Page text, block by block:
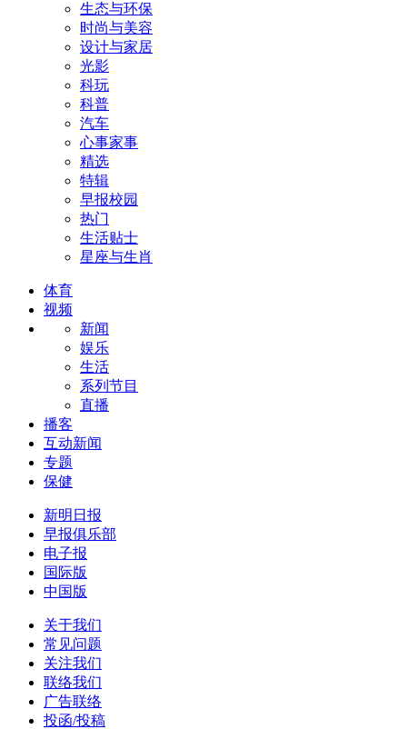
生态与环保
时尚与美容
设计与家居
光影
科玩
科普
汽车
心事家事
精选
特辑
早报校园
热门
生活贴士
星座与生肖
体育
视频
新闻
娱乐
生活
系列节目
直播
播客
互动新闻
专题
保健
新明日报
早报俱乐部
电子报
国际版
中国版
关于我们
常见问题
关注我们
联络我们
广告联络
投函/投稿